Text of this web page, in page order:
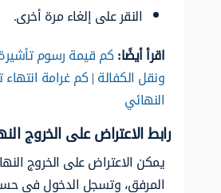
النقر على إلغاء مرة أخرى.
اقرأ أيضًا:كم قيمة رسوم
ونقل الكفالة|كم غرامة انتهاء
النهائي
رابط الاعتراض على الخروج
يمكن الاعتراض على الخروج
المرفق، وتسجل الدخول في